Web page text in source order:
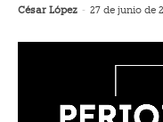
César López - 27 de junio de